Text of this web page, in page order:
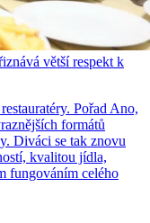
větší respekt k
Pořad Ano,
formátů
Diváci se tak znovu
kvalitou jídla,
fungováním celého